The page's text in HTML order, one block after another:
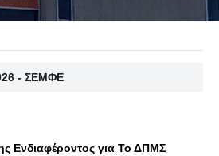
- ΣΕΜΦΕ
Ενδιαφέροντος για Το ΔΠΜΣ